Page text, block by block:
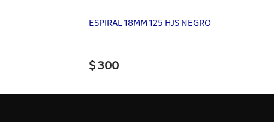
ESPIRAL 18MM 125 HJS NEGRO
$ 300